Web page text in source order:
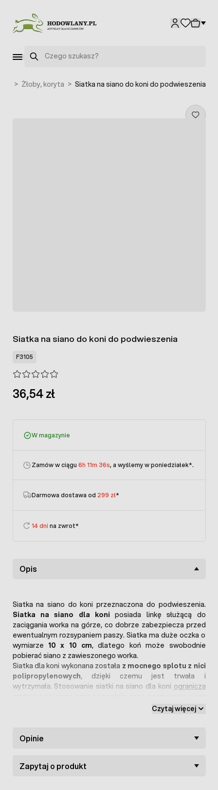
Szukaj
> Żłoby, koryta > Siatka na siano do koni do podwieszenia
Siatka na siano do koni do podwieszenia
F3105
36,54 zł
W magazynie
Zamów w ciągu 6h 11m 36s, a wyślemy w poniedziałek*.
Darmowa dostawa od 299 zł*
14 dni na zwrot*
Opis
Siatka na siano do koni przeznaczona do podwieszenia.
Siatka na siano dla koni posiada linkę służącą do
zaciągania worka na górze, co dobrze zabezpiecza przed
ewentualnym rozsypaniem paszy. Siatka ma duże oczka o
wymiarze 10 x 10 cm, dlatego koń może swobodnie
pobierać siano z zawieszonego worka.
Siatka dla koni wykonana została z mocnego splotu z nici
polipropylenowych, dzięki czemu jest trwała i
wytrzymała. Stosowanie siatki na siano dla koni ogranicza
przez konia, co w efekcie zapobiega przed problemami
dla konio długości 50 cm.
Czytaj więcej
Opinie
Zapytaj o produkt